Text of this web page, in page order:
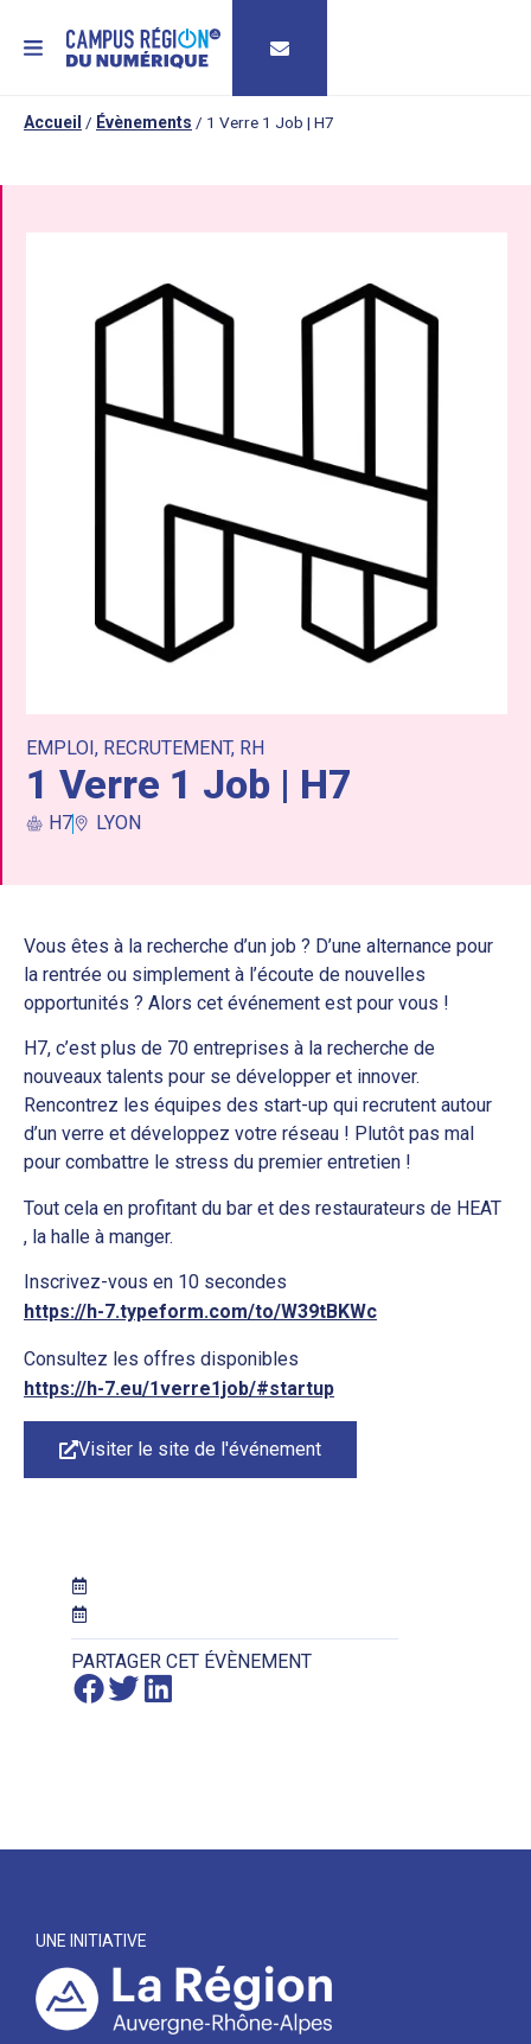
MENU
Accueil / Évènements / 1 Verre 1 Job | H7
EMPLOI, RECRUTEMENT, RH
1 Verre 1 Job | H7
H7 LYON
Vous êtes à la recherche d’un job ? D’une alternance pour
la rentrée ou simplement à l’écoute de nouvelles
opportunités ? Alors cet événement est pour vous !
H7, c’est plus de 70 entreprises à la recherche de
nouveaux talents pour se développer et innover.
Rencontrez les équipes des start-up qui recrutent autour
d’un verre et développez votre réseau ! Plutôt pas mal
pour combattre le stress du premier entretien !
Tout cela en profitant du bar et des restaurateurs de HEAT
, la halle à manger.
Inscrivez-vous en 10 secondes
https://h-7.typeform.com/to/W39tBKWc
Consultez les offres disponibles
https://h-7.eu/1verre1job/#startup
Visiter le site de l'événement
PARTAGER CET ÉVÈNEMENT
UNE INITIATIVE